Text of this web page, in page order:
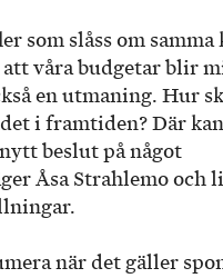
som slåss om samma
våra budgetar blir
en utmaning. Hur
i framtiden? Där
beslut på något
Åsa Strahlemo och
när det gäller